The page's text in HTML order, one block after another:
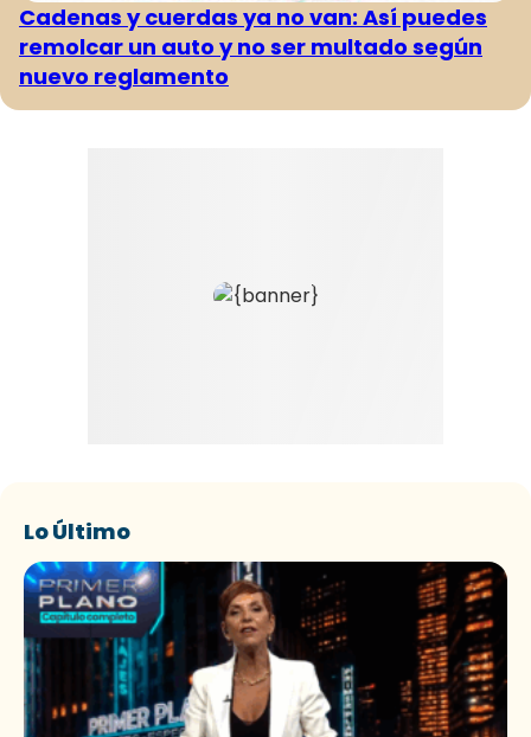
Cadenas y cuerdas ya no van: Así puedes
remolcar un auto y no ser multado según
nuevo reglamento
Lo Último